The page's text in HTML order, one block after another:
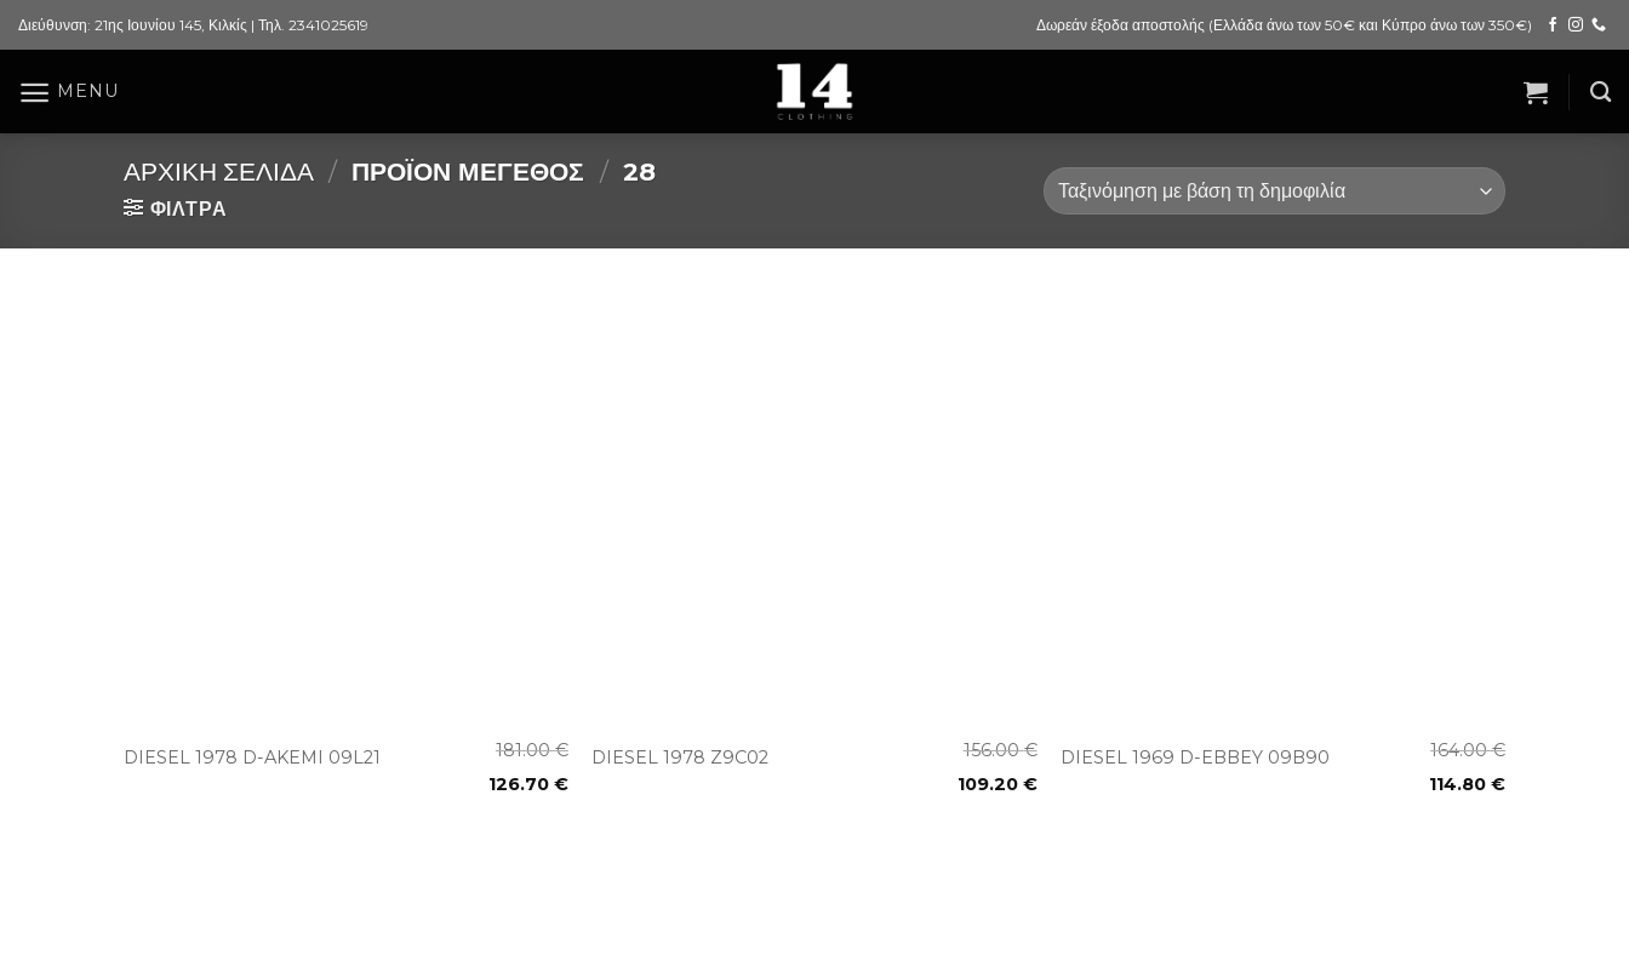
Skip
to
Διεύθυνση: 21ης Ιουνίου 145, Κιλκίς | Τηλ. 2341025619 Δωρεάν έξοδα αποστολής (Ελλάδα άνω των 50€ και Κύπρο άνω των 350€)
MENU
ΑΡΧΙΚΉ ΣΕΛΊΔΑ / ΠΡΟΪΌΝ ΜΕΓΕΘΟΣ / 28
ΦΙΛΤΡΑ
DIESEL 1978 D-AKEMI 09L21 181.00€
126.70 €
DIESEL 1978 Z9C02 156.00€
109.20 €
DIESEL 1969 D-EBBEY 09B90 164.00€
114.80€